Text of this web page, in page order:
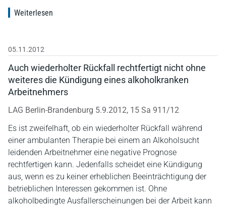
Weiterlesen
05.11.2012
Auch wiederholter Rückfall rechtfertigt nicht ohne
weiteres die Kündigung eines alkoholkranken
Arbeitnehmers
LAG Berlin-Brandenburg 5.9.2012, 15 Sa 911/12
Es ist zweifelhaft, ob ein wiederholter Rückfall während
einer ambulanten Therapie bei einem an Alkoholsucht
leidenden Arbeitnehmer eine negative Prognose
rechtfertigen kann. Jedenfalls scheidet eine Kündigung
aus, wenn es zu keiner erheblichen Beeinträchtigung der
betrieblichen Interessen gekommen ist. Ohne
alkoholbedingte Ausfallerscheinungen bei der Arbeit kann